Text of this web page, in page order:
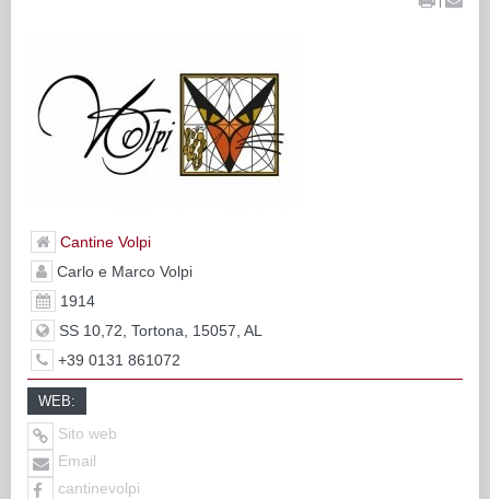
Cantine Volpi
Carlo e Marco Volpi
1914
SS 10,72, Tortona, 15057, AL
+39 0131 861072
WEB:
Sito web
Email
cantinevolpi